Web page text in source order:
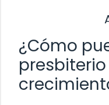
¿Cómo